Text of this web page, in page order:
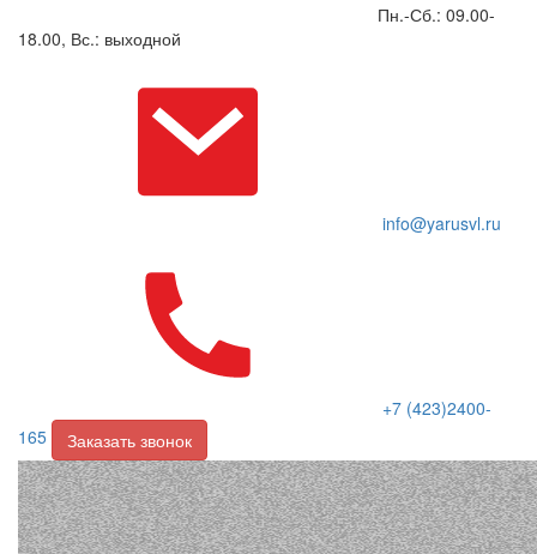
Пн.-Сб.: 09.00-
18.00, Вс.: выходной
info@yarusvl.ru
+7 (423)2400-
165
Заказать звонок